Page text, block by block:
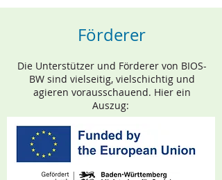
Förderer
Die Unterstützer und Förderer von BIOS-
BW sind vielseitig, vielschichtig und
agieren vorausschauend. Hier ein
Auszug: